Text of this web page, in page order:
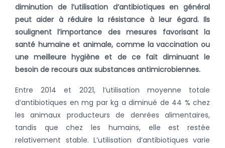
diminution de l’utilisation d’antibiotiques en général
peut aider à réduire la résistance à leur égard. Ils
soulignent l’importance des mesures favorisant la
santé humaine et animale, comme la vaccination ou
une meilleure hygiène et de ce fait diminuant le
besoin de recours aux substances antimicrobiennes.
Entre 2014 et 2021, l’utilisation moyenne totale
d’antibiotiques en mg par kg a diminué de 44 % chez
les animaux producteurs de denrées alimentaires,
tandis que chez les humains, elle est restée
relativement stable. L’utilisation d’antibiotiques varie